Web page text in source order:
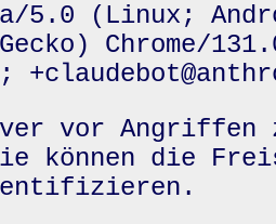
5.0 (Linux;
Chrome/
vor
können die